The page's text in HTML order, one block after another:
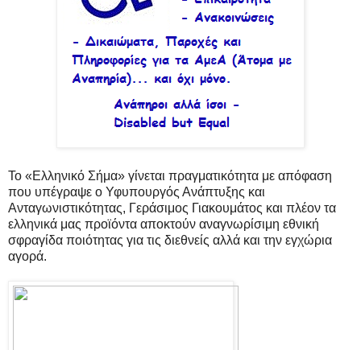
Το «Ελληνικό Σήμα» γίνεται πραγματικότητα με απόφαση
που υπέγραψε ο Υφυπουργός Ανάπτυξης και
Ανταγωνιστικότητας, Γεράσιμος Γιακουμάτος και πλέον τα
ελληνικά μας προϊόντα αποκτούν αναγνωρίσιμη εθνική
σφραγίδα ποιότητας για τις διεθνείς αλλά και την εγχώρια
αγορά.